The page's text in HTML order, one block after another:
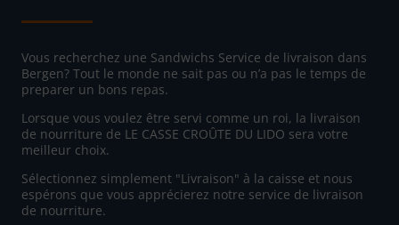
Vous recherchez une Sandwichs Service de livraison dans
Bergen? Tout le monde ne sait pas ou n’a pas le temps de
preparer un bons repas.
Lorsque vous voulez être servi comme un roi, la livraison
de nourriture de LE CASSE CROÛTE DU LIDO sera votre
meilleur choix.
Sélectionnez simplement "Livraison" à la caisse et nous
espérons que vous apprécierez notre service de livraison
de nourriture.